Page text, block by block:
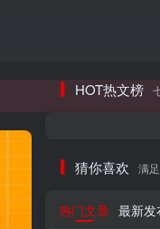
新各大精品创业项目！
HOT热文榜
猜你喜欢 满
热门文章 最新发